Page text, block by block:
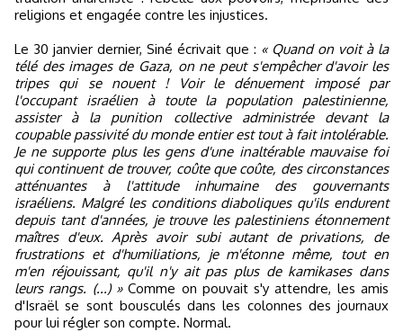
religions et engagée contre les injustices.
Le 30 janvier dernier, Siné écrivait que : « Quand on voit à la
télé des images de Gaza, on ne peut s'empêcher d'avoir les
tripes qui se nouent ! Voir le dénuement imposé par
l'occupant israélien à toute la population palestinienne,
assister à la punition collective administrée devant la
coupable passivité du monde entier est tout à fait intolérable.
Je ne supporte plus les gens d'une inaltérable mauvaise foi
qui continuent de trouver, coûte que coûte, des circonstances
atténuantes à l'attitude inhumaine des gouvernants
israéliens. Malgré les conditions diaboliques qu'ils endurent
depuis tant d'années, je trouve les palestiniens étonnement
maîtres d'eux. Après avoir subi autant de privations, de
frustrations et d'humiliations, je m'étonne même, tout en
m'en réjouissant, qu'il n'y ait pas plus de kamikases dans
leurs rangs. (...) »Comme on pouvait s'y attendre, les amis
d'Israël se sont bousculés dans les colonnes des journaux
pour lui régler son compte. Normal.